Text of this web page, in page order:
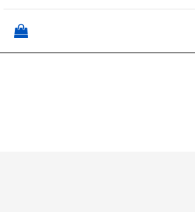
Quantità